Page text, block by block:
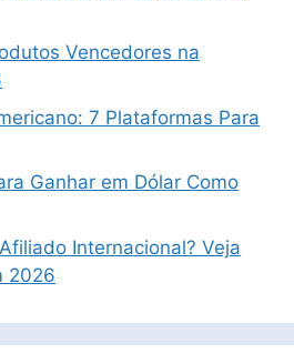
Vencedores na
7 Plataformas Para
Ganhar em Dólar Como
Internacional? Veja
2026